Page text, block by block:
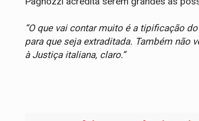
“O que vai contar muito é a tipificação
para que seja extraditada. Também não
à Justiça italiana, claro.”